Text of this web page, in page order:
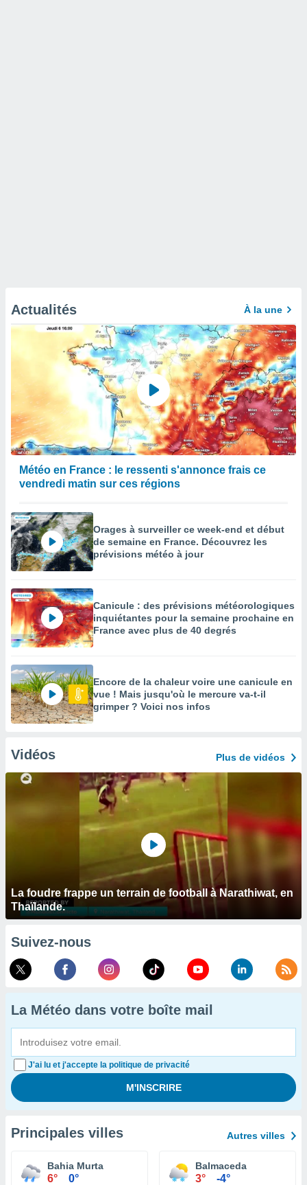
Actualités À la une
Météo en France : le ressenti s'annonce frais ce
vendredi matin sur ces régions
Orages à surveiller ce week-end et début
de semaine en France. Découvrez les
prévisions météo à jour
Canicule : des prévisions météorologiques
inquiétantes pour la semaine prochaine en
France avec plus de 40 degrés
Encore de la chaleur voire une canicule en
vue ! Mais jusqu'où le mercure va-t-il
grimper ? Voici nos infos
Vidéos Plus de vidéos
La foudre frappe un terrain de football à Narathiwat, en
Thaïlande.
Suivez-nous
La Météo dans votre boîte mail
J'ai lu et j'accepte la politique de privacité
Principales villes Autres villes
Bahia Murta
6° 0°
Balmaceda
3° -4°